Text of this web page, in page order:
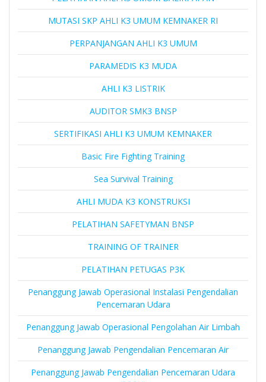
MUTASI SKP AHLI K3 UMUM KEMNAKER RI
PERPANJANGAN AHLI K3 UMUM
PARAMEDIS K3 MUDA
AHLI K3 LISTRIK
AUDITOR SMK3 BNSP
SERTIFIKASI AHLI K3 UMUM KEMNAKER
Basic Fire Fighting Training
Sea Survival Training
AHLI MUDA K3 KONSTRUKSI
PELATIHAN SAFETYMAN BNSP
TRAINING OF TRAINER
PELATIHAN PETUGAS P3K
Penanggung Jawab Operasional Instalasi Pengendalian
Pencemaran Udara
Penanggung Jawab Operasional Pengolahan Air Limbah
Penanggung Jawab Pengendalian Pencemaran Air
Penanggung Jawab Pengendalian Pencemaran Udara